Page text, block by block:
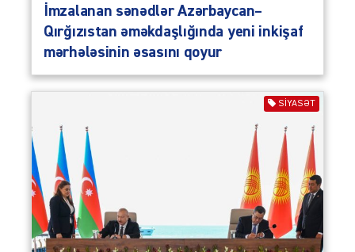
İmzalanan sənədlər Azərbaycan–
Qırğızıstan əməkdaşlığında yeni inkişaf
mərhələsinin əsasını qoyur
SIYASƏT